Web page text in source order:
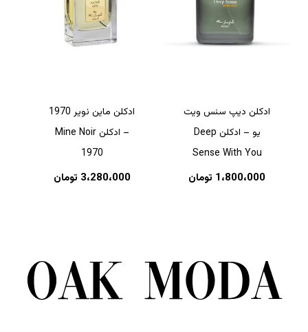
ادکلن دیپ سنس ویت
یو – ادکلن Deep
Sense With You
1،800،000 تومان
ادکلن ماین نویر 1970
– ادکلن Mine Noir
1970
3،280،000 تومان